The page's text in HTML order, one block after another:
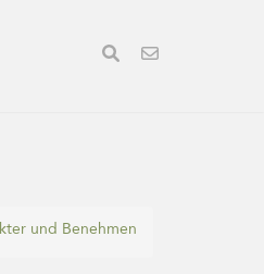
und Benehmen